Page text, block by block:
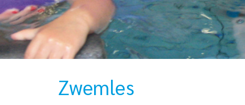
Zwemles